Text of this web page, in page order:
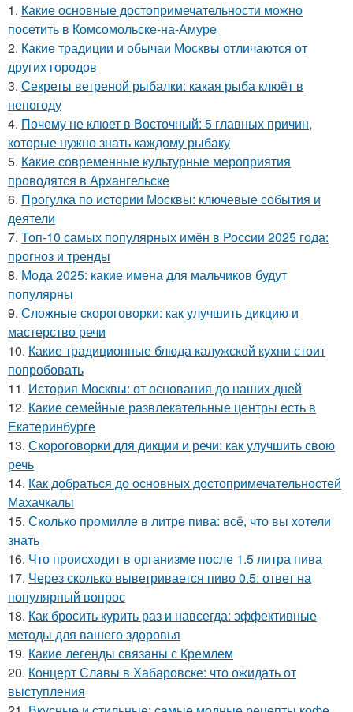
1. Какие основные достопримечательности можно
посетить в Комсомольске-на-Амуре
2. Какие традиции и обычаи Москвы отличаются от
других городов
3. Секреты ветреной рыбалки: какая рыба клюёт в
непогоду
4. Почему не клюет в Восточный: 5 главных причин,
которые нужно знать каждому рыбаку
5. Какие современные культурные мероприятия
проводятся в Архангельске
6. Прогулка по истории Москвы: ключевые события и
деятели
7. Топ-10 самых популярных имён в России 2025 года:
прогноз и тренды
8. Мода 2025: какие имена для мальчиков будут
популярны
9. Сложные скороговорки: как улучшить дикцию и
мастерство речи
10. Какие традиционные блюда калужской кухни стоит
попробовать
11. История Москвы: от основания до наших дней
12. Какие семейные развлекательные центры есть в
Екатеринбурге
13. Скороговорки для дикции и речи: как улучшить свою
речь
14. Как добраться до основных достопримечательностей
Махачкалы
15. Сколько промилле в литре пива: всё, что вы хотели
знать
16. Что происходит в организме после 1.5 литра пива
17. Через сколько выветривается пиво 0.5: ответ на
популярный вопрос
18. Как бросить курить раз и навсегда: эффективные
методы для вашего здоровья
19. Какие легенды связаны с Кремлем
20. Концерт Славы в Хабаровске: что ожидать от
выступления